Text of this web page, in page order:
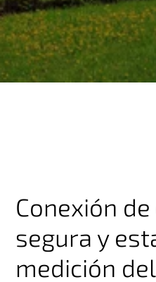
Conexión
segura y
medición